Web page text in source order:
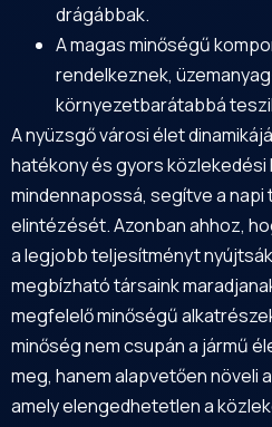
drágábbak.
A magas minőségű
rendelkeznek,
környezetbarátabbá
A nyüzsgő városi élet
hatékony és gyors
mindennapossá, segítve a
elintézését. Azonban ahhoz,
a legjobb teljesítményt
megbízható társaink
megfelelő minőségű
minőség nem csupán a jármű
meg, hanem alapvetően növeli
amely elengedhetetlen a